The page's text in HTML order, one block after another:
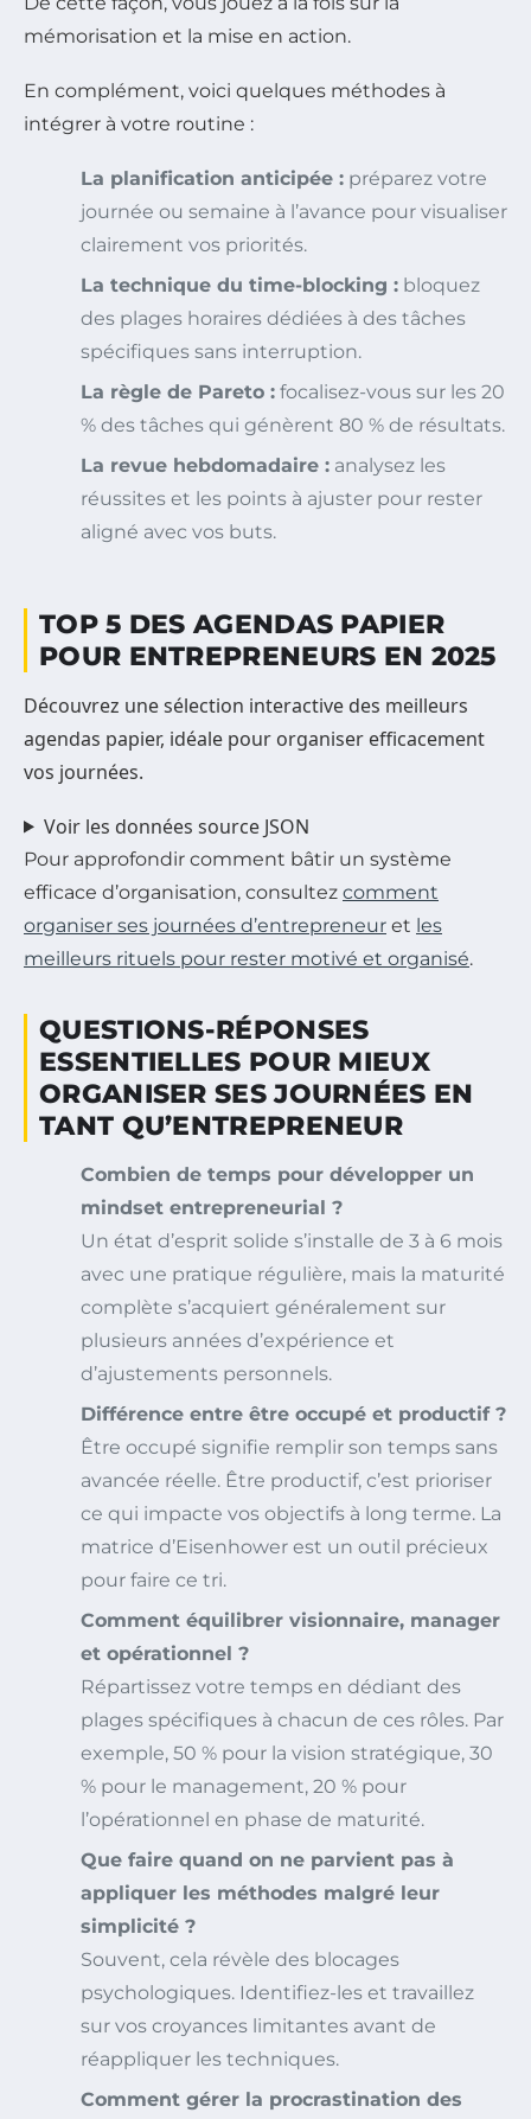
mémorisation et la mise en action.
En complément, voici quelques méthodes à
intégrer à votre routine :
La planification anticipée : préparez votre
journée ou semaine à l’avance pour visualiser
clairement vos priorités.
La technique du time-blocking : bloquez
des plages horaires dédiées à des tâches
spécifiques sans interruption.
La règle de Pareto : focalisez-vous sur les 20
% des tâches qui génèrent 80 % de résultats.
La revue hebdomadaire : analysez les
réussites et les points à ajuster pour rester
aligné avec vos buts.
TOP 5 DES AGENDAS PAPIER
POUR ENTREPRENEURS EN 2025
Découvrez une sélection interactive des meilleurs
agendas papier, idéale pour organiser efficacement
vos journées.
Voir les données source JSON
Pour approfondir comment bâtir un système
efficace d’organisation, consultez comment
organiser ses journées d’entrepreneur et les
meilleurs rituels pour rester motivé et organisé.
QUESTIONS-RÉPONSES
ESSENTIELLES POUR MIEUX
ORGANISER SES JOURNÉES EN
TANT QU’ENTREPRENEUR
Combien de temps pour développer un
mindset entrepreneurial ?
Un état d’esprit solide s’installe de 3 à 6 mois
avec une pratique régulière, mais la maturité
complète s’acquiert généralement sur
plusieurs années d’expérience et
d’ajustements personnels.
Différence entre être occupé et productif ?
Être occupé signifie remplir son temps sans
avancée réelle. Être productif, c’est prioriser
ce qui impacte vos objectifs à long terme. La
matrice d’Eisenhower est un outil précieux
pour faire ce tri.
Comment équilibrer visionnaire, manager
et opérationnel ?
Répartissez votre temps en dédiant des
plages spécifiques à chacun de ces rôles. Par
exemple, 50 % pour la vision stratégique, 30
% pour le management, 20 % pour
l’opérationnel en phase de maturité.
Que faire quand on ne parvient pas à
appliquer les méthodes malgré leur
simplicité ?
Souvent, cela révèle des blocages
psychologiques. Identifiez-les et travaillez
sur vos croyances limitantes avant de
réappliquer les techniques.
Comment gérer la procrastination des